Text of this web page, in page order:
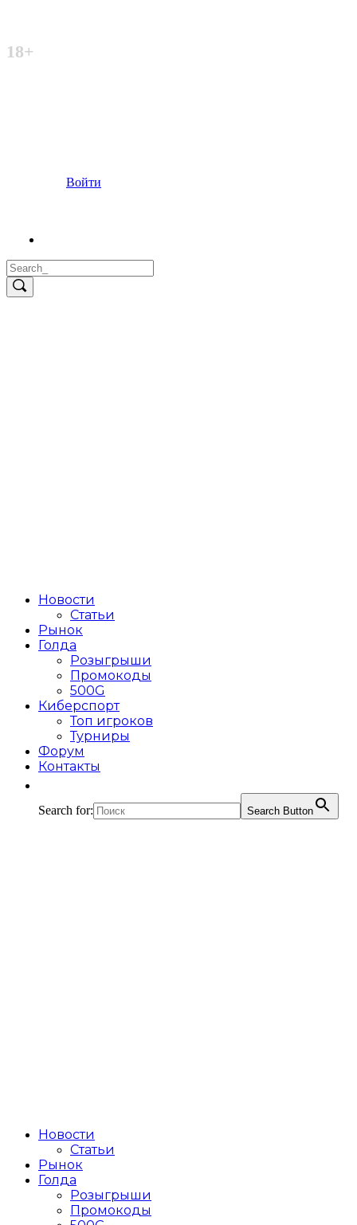
18+
Войти
Новости
Статьи
Рынок
Голда
Розыгрыши
Промокоды
500G
Киберспорт
Топ игроков
Турниры
Форум
Контакты
Search for: Search Button
Новости
Статьи
Рынок
Голда
Розыгрыши
Промокоды